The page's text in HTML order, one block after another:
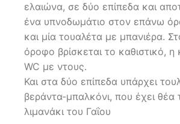
ελαιώνα, σε δύο επίπεδα και
ένα υπνοδωμάτιο στον επάνω
και μία τουαλέτα με μπανιέρα.
όροφο βρίσκεται το καθιστικό, η
WC με ντους.
Και στα δύο επίπεδα υπάρχει
βεράντα-μπαλκόνι, που έχει θέα
λιμανάκι του Γαΐου